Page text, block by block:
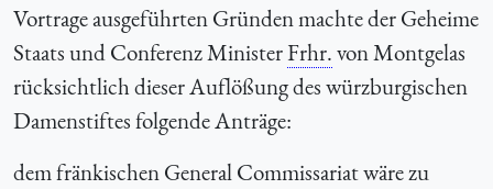
Vortrage ausgeführten Gründen machte der Geheime
Staats und Conferenz MinisterFrhr.von Montgelas
rücksichtlich dieser Auflößung des würzburgischen
Damenstiftes folgende Anträge:
dem fränkischen General Commissariat wäre zu